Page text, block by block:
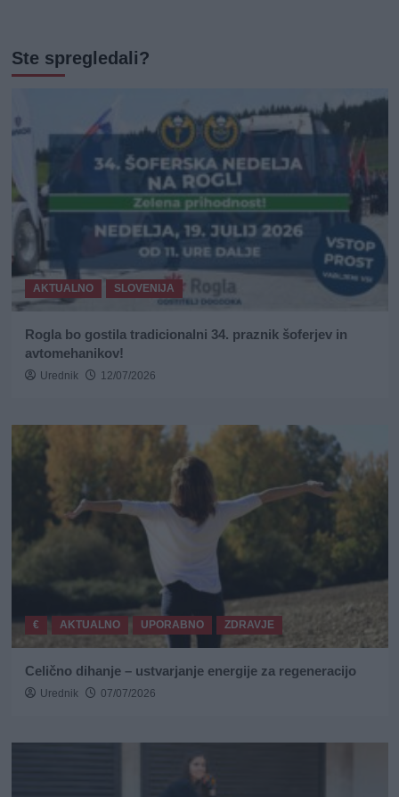
Ste spregledali?
AKTUALNO SLOVENIJA
Rogla bo gostila tradicionalni 34. praznik šoferjev in
avtomehanikov!
Urednik 12/07/2026
€ AKTUALNO UPORABNO ZDRAVJE
Celično dihanje – ustvarjanje energije za regeneracijo
Urednik 07/07/2026